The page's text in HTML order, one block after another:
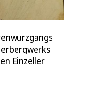
Einzeller